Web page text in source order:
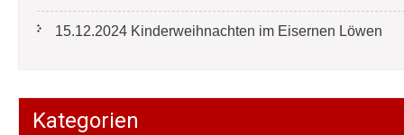
15.12.2024 Kinderweihnachten im Eisernen Löwen
Kategorien